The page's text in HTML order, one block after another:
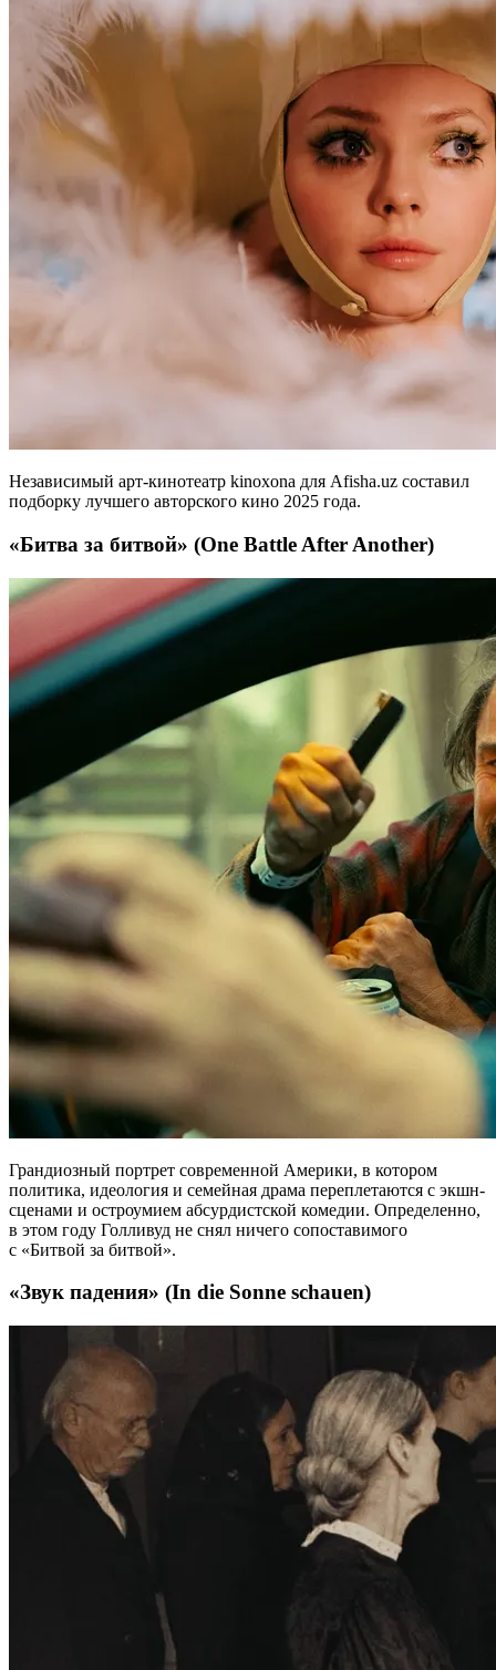
Независимый арт-кинотеатр kinoxona для Afisha.uz составил
подборку лучшего авторского кино 2025 года.
«Битва за битвой» (One Battle After Another)
Грандиозный портрет современной Америки, в котором
политика, идеология и семейная драма переплетаются с экшн-
сценами и остроумием абсурдистской комедии. Определенно,
в этом году Голливуд не снял ничего сопоставимого
с «Битвой за битвой».
«Звук падения» (In die Sonne schauen)